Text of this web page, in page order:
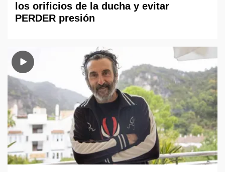
los orificios de la ducha y evitar
PERDER presión